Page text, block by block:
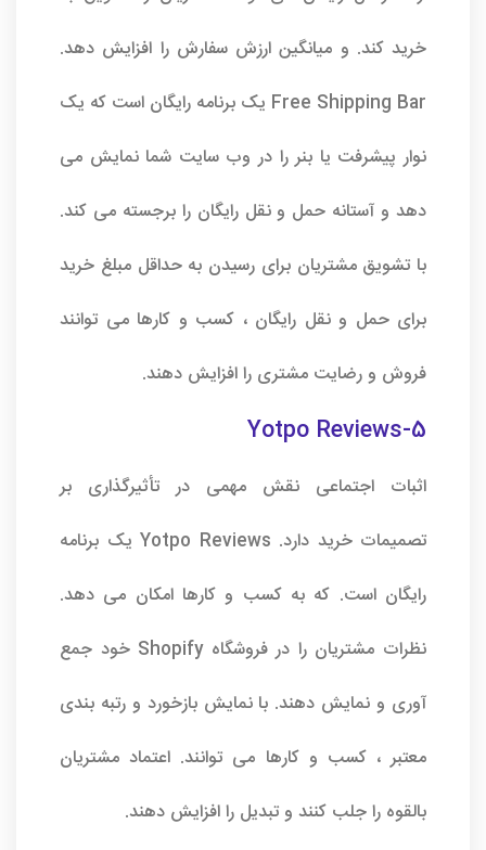
خرید کند. و میانگین ارزش سفارش را افزایش دهد.
Free Shipping Bar یک برنامه رایگان است که یک
نوار پیشرفت یا بنر را در وب سایت شما نمایش می
دهد و آستانه حمل و نقل رایگان را برجسته می کند.
با تشویق مشتریان برای رسیدن به حداقل مبلغ خرید
برای حمل و نقل رایگان ، کسب و کارها می توانند
فروش و رضایت مشتری را افزایش دهند.
5-Yotpo Reviews
اثبات اجتماعی نقش مهمی در تأثیرگذاری بر
تصمیمات خرید دارد. Yotpo Reviews یک برنامه
رایگان است. که به کسب و کارها امکان می دهد.
نظرات مشتریان را در فروشگاه Shopify خود جمع
آوری و نمایش دهند. با نمایش بازخورد و رتبه بندی
معتبر ، کسب و کارها می توانند. اعتماد مشتریان
بالقوه را جلب کنند و تبدیل را افزایش دهند.